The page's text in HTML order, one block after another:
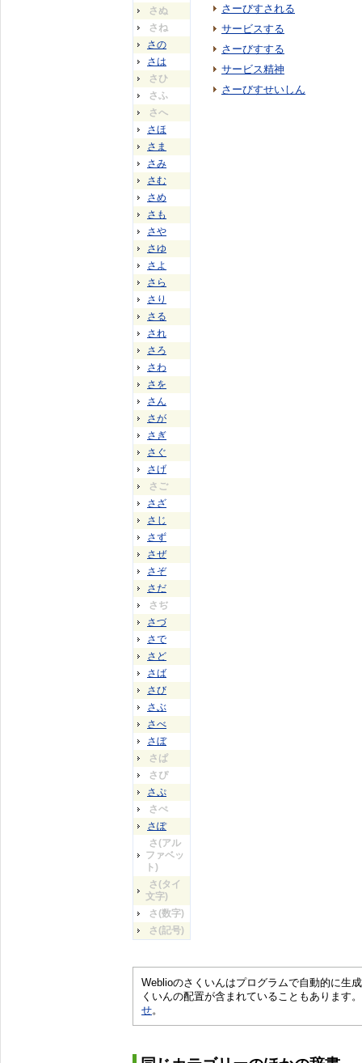
さぬ
さね
さの
さは
さひ
さふ
さへ
さほ
さま
さみ
さむ
さめ
さも
さや
さゆ
さよ
さら
さり
さる
され
さろ
さわ
さを
さん
さが
さぎ
さぐ
さげ
さご
さざ
さじ
さず
さぜ
さぞ
さだ
さぢ
さづ
さで
さど
さば
さび
さぶ
さべ
さぼ
さぱ
さぴ
さぷ
さぺ
さぽ
さ(アル
ファベッ
ト)
さ(タイ
文字)
さ(数字)
さ(記号)
さーびすされる
サービスする
さーびすする
サービス精神
さーびすせいしん
Weblioのさくいんはプログラムで自動的に生
くいんの配置が含まれていることもあります
せ。